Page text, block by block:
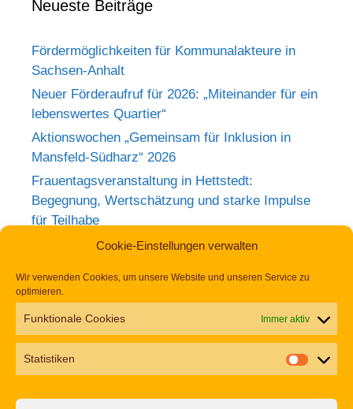
Cookie-Einstellungen verwalten
Wir verwenden Cookies, um unsere Website und unseren Service zu
optimieren.
Funktionale Cookies Immer aktiv
Statistiken
Fördermöglichkeiten für Kommunalakteure in
Sachsen-Anhalt
Neuer Förderaufruf für 2026: „Miteinander für ein
lebenswertes Quartier“
Aktionswochen „Gemeinsam für Inklusion in
Mansfeld-Südharz“ 2026
Frauentagsveranstaltung in Hettstedt:
Begegnung, Wertschätzung und starke Impulse
für Teilhabe
Rückblick zum Weltkrebstag im Europa-
Tag der Begegnung 2026 – Jetzt anmelden und
dabei sein!
Einladung zur Frauentagsfeier am 11. März in
Hettstedt
Aufruf zu den Aktionswochen „Gemeinsam für